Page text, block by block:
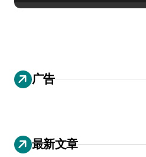
广告
最新文章